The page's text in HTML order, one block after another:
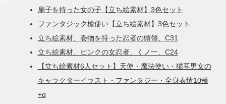
扇子を持った女の子【立ち絵素材】3色セット
ファンタジック槍使い【立ち絵素材】3色セット
立ち絵素材、巻物を持った忍者の頭領、C31
立ち絵素材、ピンクの女忍者、くノ一、C24
【立ち絵素材6人セット】天使・魔法使い・猫耳男女の
キャラクターイラスト・ファンタジー・全身表情10種
+α